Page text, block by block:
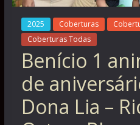
2025 Coberturas
Coberturas Todas
Benício 1
de
Dona Lia –